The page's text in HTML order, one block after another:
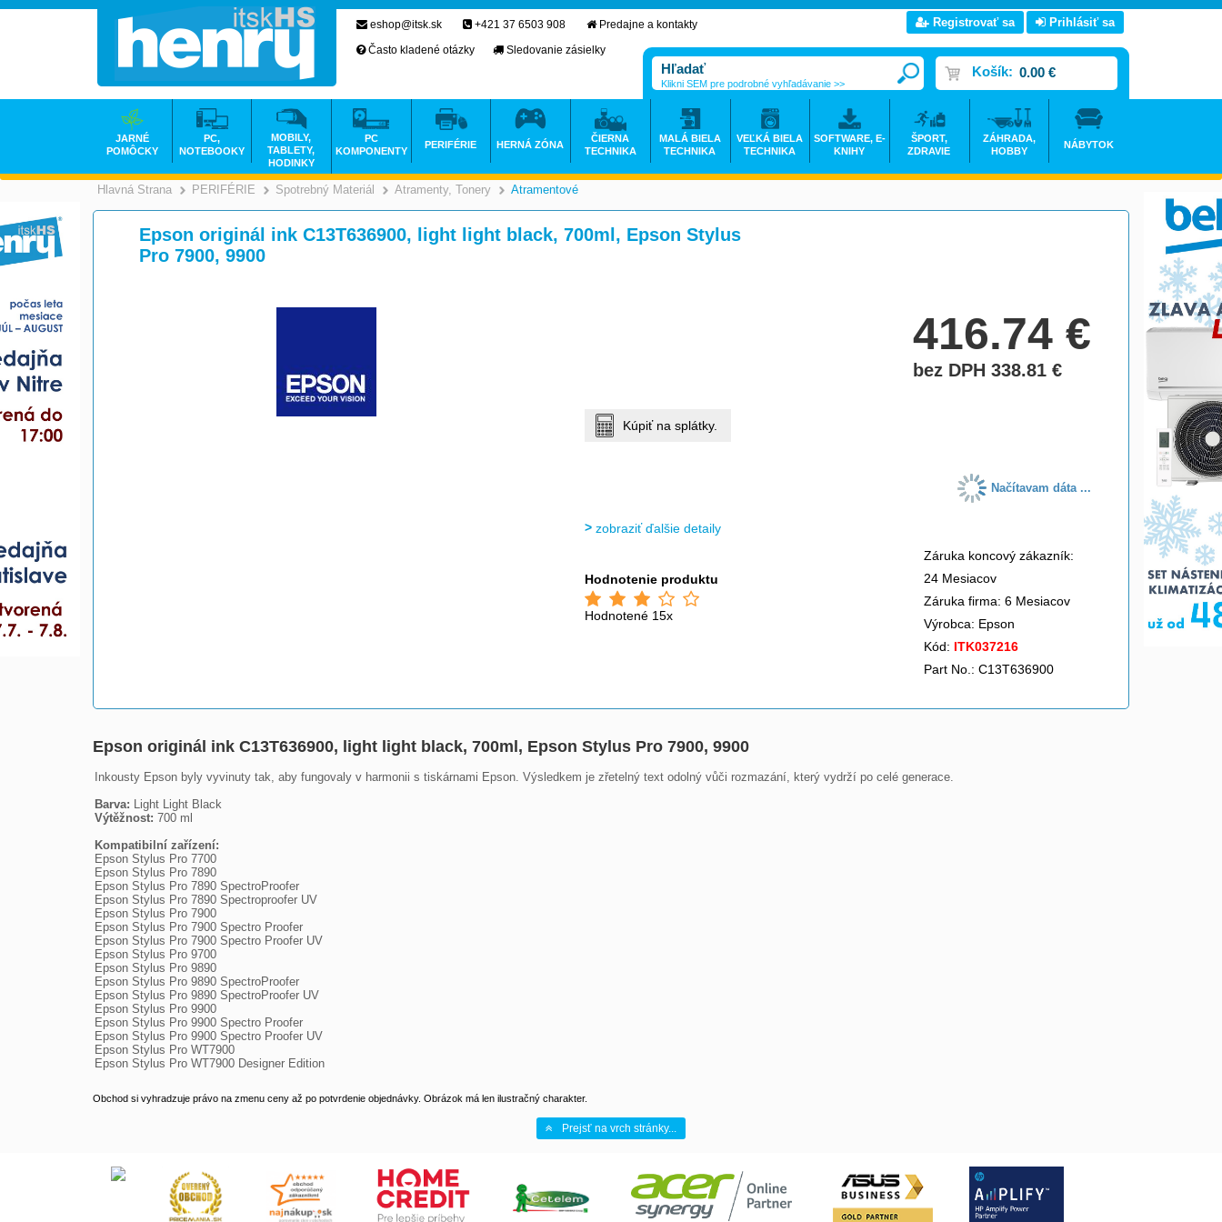
Hlavná Strana >
PERIFÉRIE >
Spotrebný Materiál >
Atramenty, Tonery >
Atramentové
Epson originál ink C13T636900, light light black, 700ml, Epson Stylus
Pro 7900, 9900
416.74€
bez DPH 338.81€
Kúpiť na splátky.
Načítavam dáta ...
zobraziť ďalšie detaily
Hodnotenie produktu
Hodnotené 15x
Záruka koncový zákazník:
24 Mesiacov
Záruka firma: 6 Mesiacov
Výrobca: Epson
Kód: ITK037216
Part No.: C13T636900
Epson originál ink C13T636900, light light black, 700ml, Epson Stylus Pro 7900, 9900
Inkousty Epson byly vyvinuty tak, aby fungovaly v harmonii s tiskárnami Epson. Výsledkem je zřetelný text odolný vůči rozmazání, který vydrží po celé generace.
Barva:
Výtěžnost: 700 ml
Kompatibilní zařízení:
Epson Stylus Pro 7700
Epson Stylus Pro 7890
Epson Stylus Pro 7890 SpectroProofer
Epson Stylus Pro 7890 Spectroproofer UV
Epson Stylus Pro 7900
Epson Stylus Pro 7900 Spectro Proofer
Epson Stylus Pro 7900 Spectro Proofer UV
Epson Stylus Pro 9700
Epson Stylus Pro 9890
Epson Stylus Pro 9890 SpectroProofer
Epson Stylus Pro 9890 SpectroProofer UV
Epson Stylus Pro 9900
Epson Stylus Pro 9900 Spectro Proofer
Epson Stylus Pro 9900 Spectro Proofer UV
Epson Stylus Pro WT7900
Epson Stylus Pro WT7900 Designer Edition
Obchod si vyhradzuje právo na zmenu ceny až po potvrdenie objednávky. Obrázok má len ilustračný charakter.
Prejsť na vrch stránky...
eshop@itsk.sk +421 37 6503 908
Predajne a kontakty
Často kladené otázky
Sledovanie zásielky
Registrovať sa Prihlásiť sa
Košík: 0.00 €
Klikni SEM pre podrobné vyhľadávanie >>
JARNÉ
POMÔCKY
PC,
NOTEBOOKY
MOBILY,
TABLETY,
HODINKY
PC
KOMPONENTY
PERIFÉRIE HERNÁ ZÓNA
ČIERNA
TECHNIKA
MALÁ BIELA
TECHNIKA
VEĽKÁ BIELA
TECHNIKA
SOFTWARE, E-
KNIHY
ŠPORT,
ZDRAVIE
ZÁHRADA,
HOBBY
NÁBYTOK